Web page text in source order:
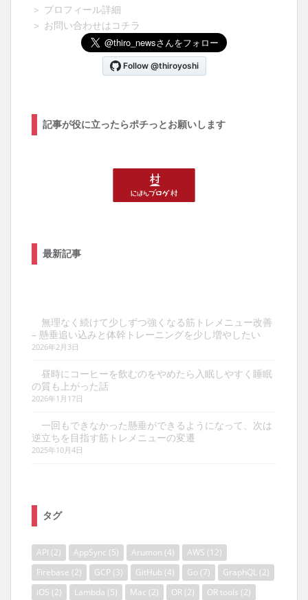
＞ プロフィール詳細
＞ お問い合わせはコチラ
記事が役に立ったらポチっとお願いします
最新記事
無理なく続けて少しずつ強くなる筋トレメニュー改善
– 懸垂追い込みと体幹トレーニングを少し増やしたい
2026年2月3日
昼時にコーヒーを飲むのをやめたら入眠しやすく睡眠
の質も上がった話
2026年1月17日
一回もできなかった懸垂ができるようになって、次は
逆立ちを目指す筋トレメニューの変遷
2025年10月4日
タグ
API (2) AppSync (5) Arumon (4) AWS (12)
Firebase (2) GCP (3) GitHub (4) Go (7) GraphQL (2)
iOS (2) Lambda (5) Mac (2) OR (2) OR tools (2)